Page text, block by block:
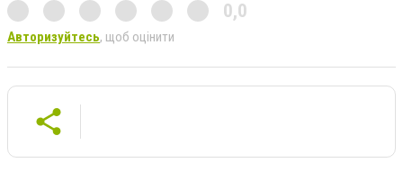
0,0
Авторизуйтесь, щоб оцінити